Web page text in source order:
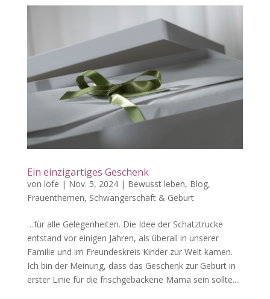
Ein einzigartiges Geschenk
von lofe | Nov. 5, 2024| Bewusst leben, Blog,
Frauenthemen, Schwangerschaft & Geburt
…für alle Gelegenheiten. Die Idee der Schatztrucke
entstand vor einigen Jahren, als überall in unserer
Familie und im Freundeskreis Kinder zur Welt kamen.
Ich bin der Meinung, dass das Geschenk zur Geburt in
erster Linie für die frischgebackene Mama sein sollte....